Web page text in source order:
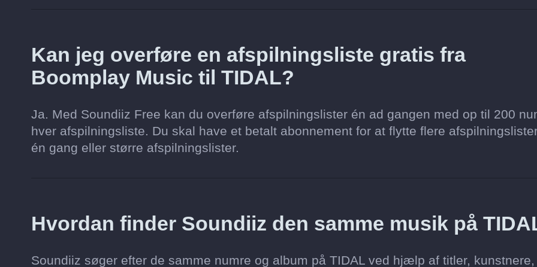
Kan jeg overføre en afspilningsliste gratis fra
Boomplay Music til TIDAL?
Ja. Med Soundiiz Free kan du overføre afspilningslister én ad gangen med op til 200
hver afspilningsliste. Du skal have et betalt abonnement for at flytte flere
én gang eller større afspilningslister.
Hvordan finder Soundiiz den samme musik på
Soundiiz søger efter de samme numre og album på TIDAL ved hjælp af titler, kunstnere,